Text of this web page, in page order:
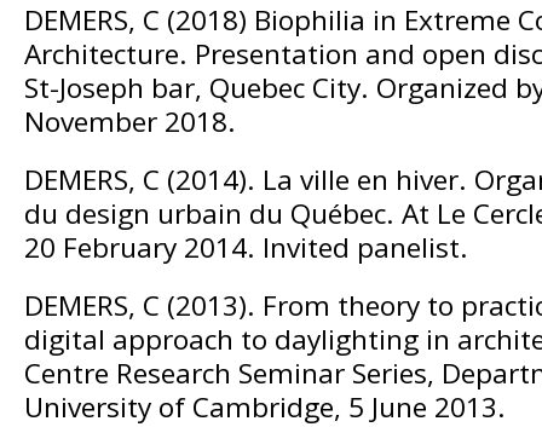
DEMERS, C (2018) Biophilia in Extreme
Architecture. Presentation and open
St-Joseph bar, Quebec City. Organized
November 2018.
DEMERS, C (2014). La ville en hiver.
du design urbain du Québec. At Le
20 February 2014. Invited panelist.
DEMERS, C (2013). From theory to
digital approach to daylighting in
Centre Research Seminar Series,
University of Cambridge, 5 June 2013.